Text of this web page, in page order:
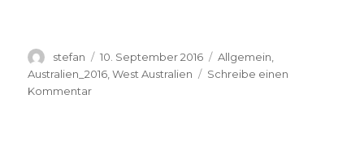
Autor
stefan
Veröffentlicht
am
10. September 2016 Kategorien
Allgemein
Australien_2016 ,West Australien
Schreibe einen
Kommentarzu